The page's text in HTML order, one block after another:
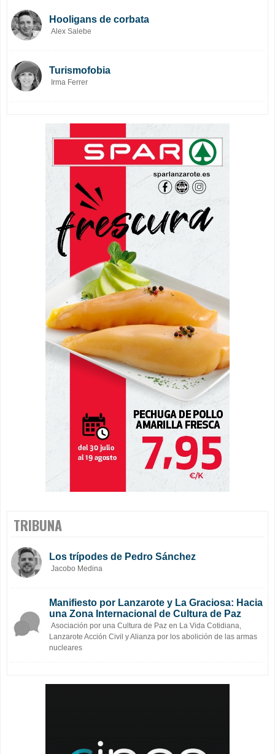
Hooligans de corbata
Alex Salebe
Turismofobia
Irma Ferrer
TRIBUNA
Los trípodes de Pedro Sánchez
Jacobo Medina
Manifiesto por Lanzarote y La Graciosa: Hacia
una Zona Internacional de Cultura de Paz
Asociación por una Cultura de Paz en La Vida Cotidiana,
Lanzarote Acción Civil y Alianza por los abolición de las armas
nucleares